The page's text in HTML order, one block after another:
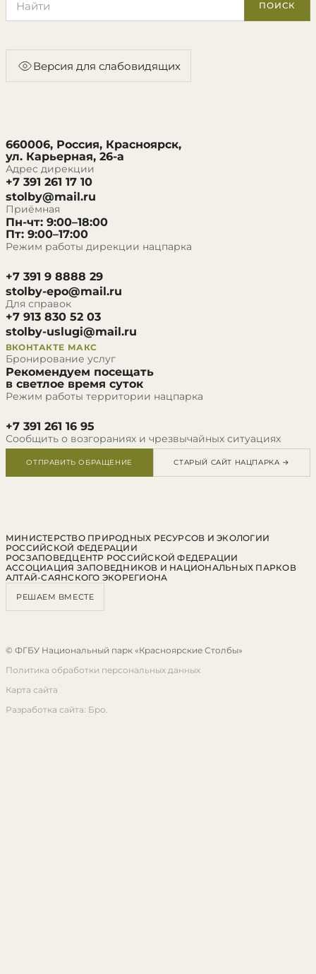
ПОИСК
Версия для слабовидящих
660006, Россия, Красноярск,
ул. Карьерная, 26-а
Адрес дирекции
+7 391 261 17 10
stolby@mail.ru
Приёмная
Пн-чт: 9:00–18:00
Пт: 9:00–17:00
Режим работы дирекции нацпарка
+7 391 9 8888 29
stolby-epo@mail.ru
Для справок
+7 913 830 52 03
stolby-uslugi@mail.ru
ВКОНТАКТЕ МАКС
Бронирование услуг
Рекомендуем посещать
в светлое время суток
Режим работы территории нацпарка
+7 391 261 16 95
Сообщить о возгораниях и чрезвычайных ситуациях
ОТПРАВИТЬ ОБРАЩЕНИЕ СТАРЫЙ САЙТ НАЦПАРКА →
МИНИСТЕРСТВО ПРИРОДНЫХ РЕСУРСОВ И ЭКОЛОГИИ
РОССИЙСКОЙ ФЕДЕРАЦИИ
РОСЗАПОВЕДЦЕНТР РОССИЙСКОЙ ФЕДЕРАЦИИ
АССОЦИАЦИЯ ЗАПОВЕДНИКОВ И НАЦИОНАЛЬНЫХ ПАРКОВ
АЛТАЙ-САЯНСКОГО ЭКОРЕГИОНА
РЕШАЕМ ВМЕСТЕ
© ФГБУ Национальный парк «Красноярские Столбы»
Политика обработки персональных данных
Карта сайта
Разработка сайта: Бро.